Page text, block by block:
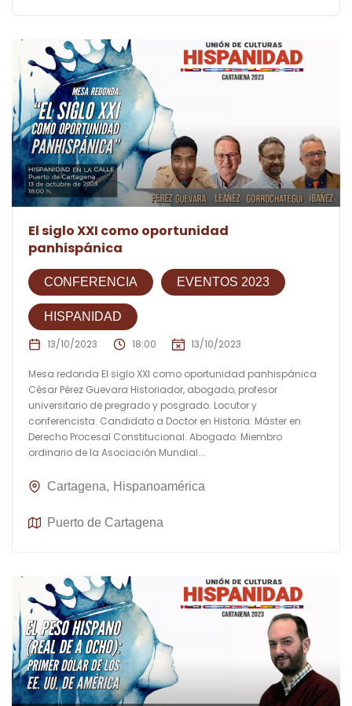
El siglo XXI como oportunidad
panhispánica
CONFERENCIA EVENTOS 2023
HISPANIDAD
13/10/2023 18:00 13/10/2023
Mesa redonda El siglo XXI como oportunidad panhispánica
César Pérez Guevara Historiador, abogado, profesor
universitario de pregrado y posgrado. Locutor y
conferencista. Candidato a Doctor en Historia. Máster en
Derecho Procesal Constitucional. Abogado. Miembro
ordinario de la Asociación Mundial...
Cartagena Hispanoamérica
Puerto de Cartagena